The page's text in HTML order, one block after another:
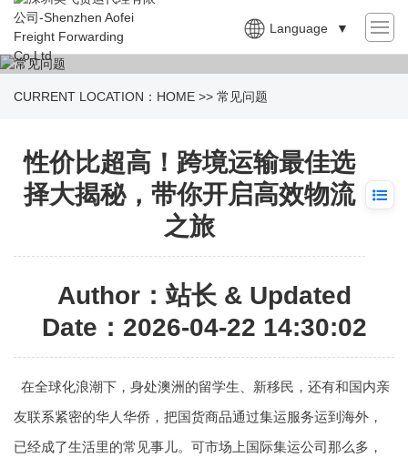
Language ▼
CURRENT LOCATION： HOME >> 常见问题
性价比超高！跨境运输最佳选
择大揭秘，带你开启高效物流
之旅
Author：站长 & Updated
Date：2026-04-22 14:30:02
在全球化浪潮下，身处澳洲的留学生、新移民，还有和国内亲
友联系紧密的华人华侨，把国货商品通过集运服务运到海外，
已经成了生活里的常见事儿。可市场上国际集运公司那么多，